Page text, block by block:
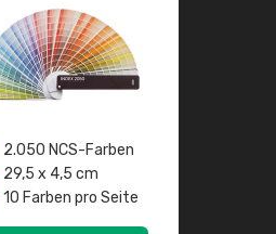
2.050 NCS-Farben
29,5 x 4,5 cm
10 Farben pro Seite